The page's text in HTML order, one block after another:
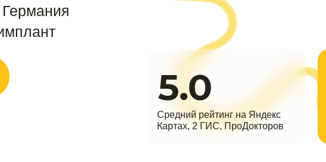
5.0
Средний рейтинг на Яндекс
Картах, 2 ГИС, ПроДокторов